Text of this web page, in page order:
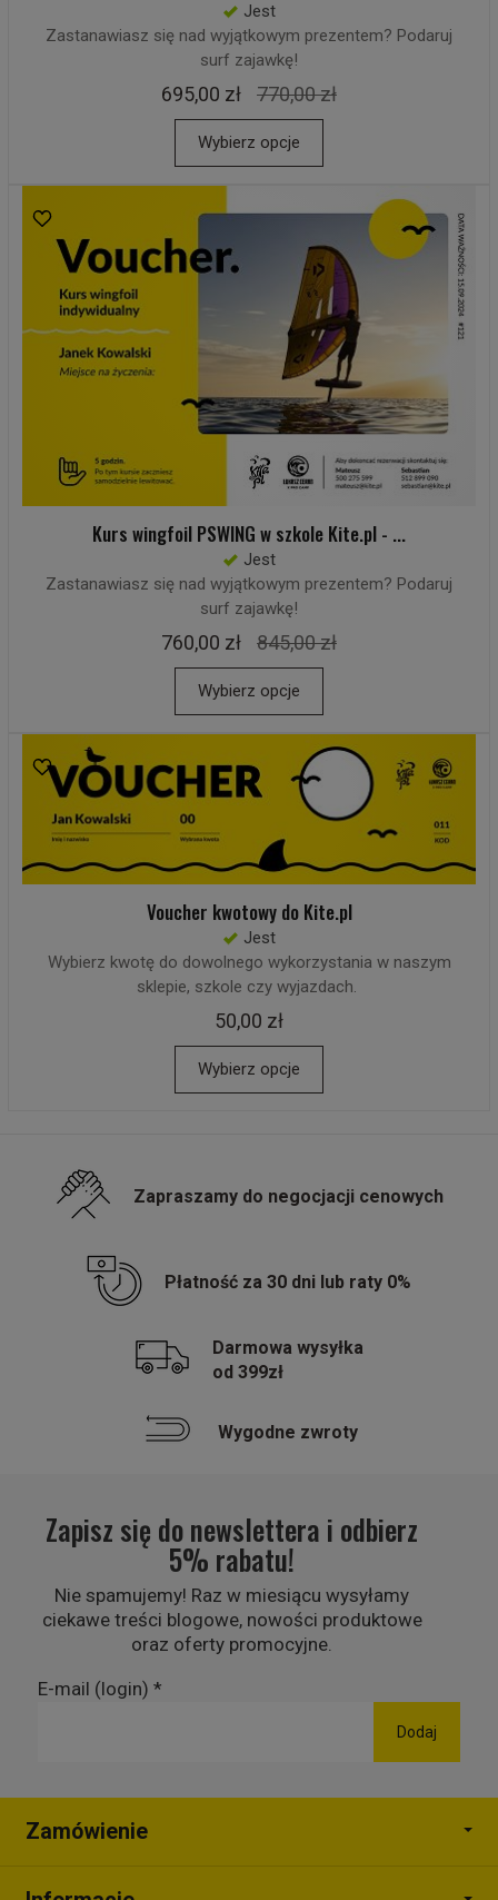
Jest
Zastanawiasz się nad wyjątkowym prezentem? Podaruj
surf zajawkę!
695,00 zł 770,00 zł
Wybierz opcje
Kurs wingfoil PSWING w szkole Kite.pl - ...
Jest
Zastanawiasz się nad wyjątkowym prezentem? Podaruj
surf zajawkę!
760,00 zł 845,00 zł
Wybierz opcje
Voucher kwotowy do Kite.pl
Jest
Wybierz kwotę do dowolnego wykorzystania w naszym
sklepie, szkole czy wyjazdach.
50,00 zł
Wybierz opcje
Zapraszamy do negocjacji cenowych
Płatność za 30 dni lub raty 0%
Darmowa wysyłka
od 399zł
Wygodne zwroty
Zapisz się do newslettera i odbierz
5% rabatu!
Nie spamujemy! Raz w miesiącu wysyłamy
ciekawe treści blogowe, nowości produktowe
oraz oferty promocyjne.
E-mail (login) *
Zamówienie